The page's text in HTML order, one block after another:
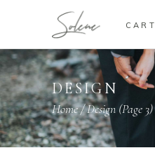
CART
DESIGN
Home/Design (Page 3)